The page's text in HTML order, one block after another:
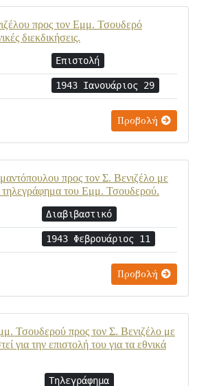
προς τον Εμμ. Τσουδερό
διεκδικήσεις.
Επιστολή
1943 Ιανουάριος 29
Προβολή
προς τον Σ. Βενιζέλο με
τηλεγράφημα του Εμμ. Τσουδερού.
Διαβιβαστικό
1943 Φεβρουάριος 11
Προβολή
Τσουδερού προς τον Σ. Βενιζέλο με
για την επιστολή του για τα εθνικά
Τηλεγράφημα